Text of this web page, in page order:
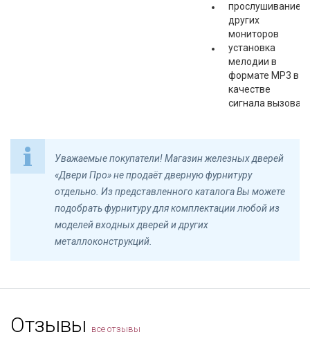
прослушивание
других
мониторов
установка
мелодии в
формате MP3 в
качестве
сигнала вызова
Уважаемые покупатели! Магазин железных дверей
«Двери Про» не продаёт дверную фурнитуру
отдельно. Из представленного каталога Вы можете
подобрать фурнитуру для комплектации любой из
моделей входных дверей и других
металлоконструкций.
Отзывы все отзывы